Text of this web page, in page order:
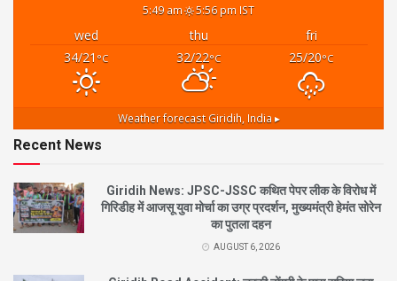
5:49 am 5:56 pm IST
wed thu
fri
34/21 °C 32/22°C 25/20°C
Weather forecast Giridih, India ▸
Recent News
Giridih News: JPSC-JSSC कथित पेपर लीक के विरोध में
गिरिडीह में आजसू युवा मोर्चा का उग्र प्रदर्शन, मुख्यमंत्री हेमंत सोरेन
का पुतला दहन
AUGUST 6, 2026